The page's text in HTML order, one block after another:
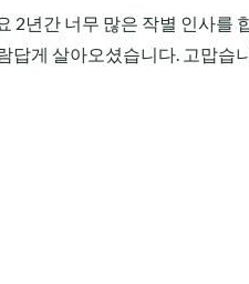
2년간 너무 많은 작별 인사를
답게 살아오셨습니다. 고맙습